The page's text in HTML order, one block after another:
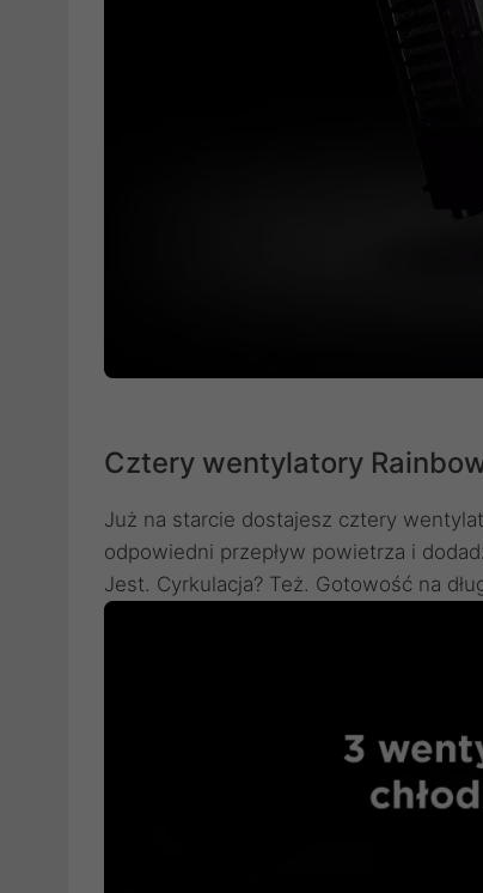
Cztery wentylatory
Już na starcie dostajesz cztery
odpowiedni przepływ powietrza i
Jest. Cyrkulacja? Też. Gotowość na